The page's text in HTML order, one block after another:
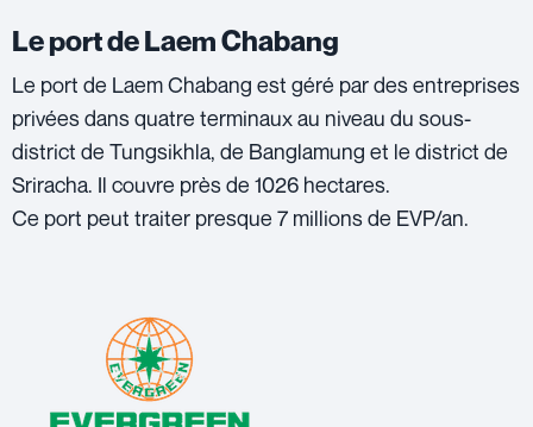
Le port de Laem Chabang
Le port de Laem Chabang est géré par des entreprises
privées dans quatre terminaux au niveau du sous-
district de Tungsikhla, de Banglamung et le district de
Sriracha. Il couvre près de 1026 hectares.
Ce port peut traiter presque 7 millions de EVP/an.